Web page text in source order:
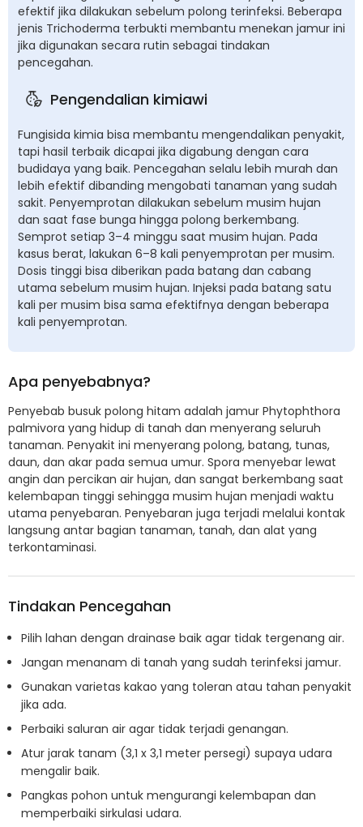
efektif jika dilakukan sebelum polong terinfeksi. Beberapa
jenis Trichoderma terbukti membantu menekan jamur ini
jika digunakan secara rutin sebagai tindakan
pencegahan.
Pengendalian kimiawi
Fungisida kimia bisa membantu mengendalikan penyakit,
tapi hasil terbaik dicapai jika digabung dengan cara
budidaya yang baik. Pencegahan selalu lebih murah dan
lebih efektif dibanding mengobati tanaman yang sudah
sakit. Penyemprotan dilakukan sebelum musim hujan
dan saat fase bunga hingga polong berkembang.
Semprot setiap 3–4 minggu saat musim hujan. Pada
kasus berat, lakukan 6–8 kali penyemprotan per musim.
Dosis tinggi bisa diberikan pada batang dan cabang
utama sebelum musim hujan. Injeksi pada batang satu
kali per musim bisa sama efektifnya dengan beberapa
kali penyemprotan.
Apa penyebabnya?
Penyebab busuk polong hitam adalah jamur Phytophthora
palmivora yang hidup di tanah dan menyerang seluruh
tanaman. Penyakit ini menyerang polong, batang, tunas,
daun, dan akar pada semua umur. Spora menyebar lewat
angin dan percikan air hujan, dan sangat berkembang saat
kelembapan tinggi sehingga musim hujan menjadi waktu
utama penyebaran. Penyebaran juga terjadi melalui kontak
langsung antar bagian tanaman, tanah, dan alat yang
terkontaminasi.
Tindakan Pencegahan
Pilih lahan dengan drainase baik agar tidak tergenang air.
Jangan menanam di tanah yang sudah terinfeksi jamur.
Gunakan varietas kakao yang toleran atau tahan penyakit
jika ada.
Perbaiki saluran air agar tidak terjadi genangan.
Atur jarak tanam (3,1 x 3,1 meter persegi) supaya udara
mengalir baik.
Pangkas pohon untuk mengurangi kelembapan dan
memperbaiki sirkulasi udara.